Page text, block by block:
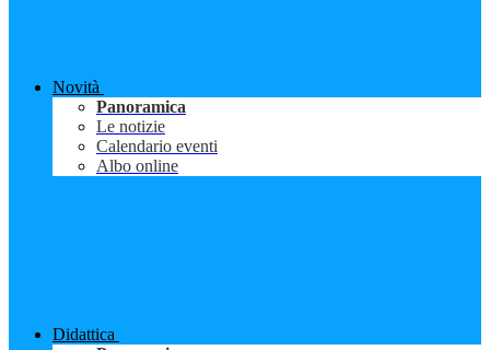
Novità
Panoramica
Le notizie
Calendario eventi
Albo online
Didattica